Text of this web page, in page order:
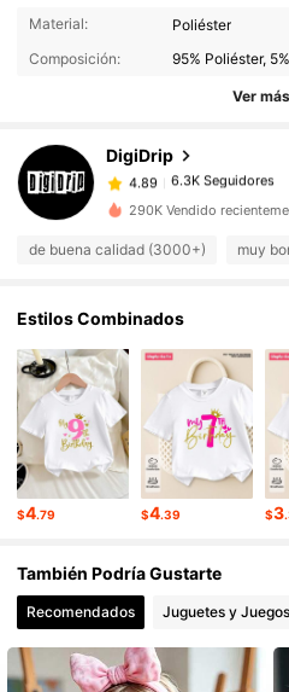
Material:
Poliéster
Composición:
95% Poliéster,
Ver más
DigiDrip
6.3K Seguidores
4.89
6.3K Seguidores
j***n pagó Hace 2 horas
4.89
4.89 6.3K Seguidores
6.3K Seguidores
4.89 6.3K Seguidores
4.89 6.3K Seguidores
6.3K Seguidores
290K Vendido
de buena calidad (3000+) muy
Estilos Combinados
$4.79 $4.39 $3
También Podría Gustarte
Recomendados Juguetes y Juegos